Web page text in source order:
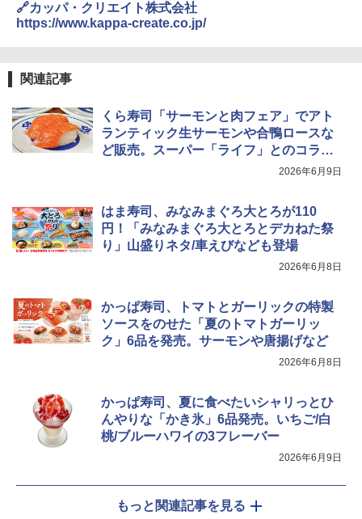
🔗カッパ・クリエイト株式会社
https://www.kappa-create.co.jp/
関連記事
くら寿司「サーモンと肉フェア」でアト
ランティック生サーモンや合鴨ロースな
ど販売。スーパー「ライフ」とのコラボ
2026年6月9日
はま寿司、みなみまぐろ大とろが110
円！「みなみまぐろ大とろとデカねた祭
り」山盛りネタ/車えびなども登場
2026年6月8日
かっぱ寿司、トマトとガーリックの特製
ソースをのせた「夏のトマトガーリッ
ク」6品を発売。サーモンや唐揚げなど
2026年6月8日
かっぱ寿司、夏に食べたいシャリっとひ
んやりな「かき氷」6品発売。いちご/白
桃/ブルーハワイの3フレーバー
2026年6月9日
もっと関連記事を見る